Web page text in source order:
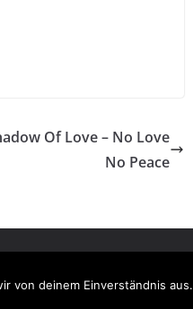
Of Love – No Love
No Peace
von deinem Einverständnis aus.